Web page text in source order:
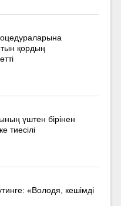
қордың
үштен бірінен
тиесілі
«Володя, кешімді